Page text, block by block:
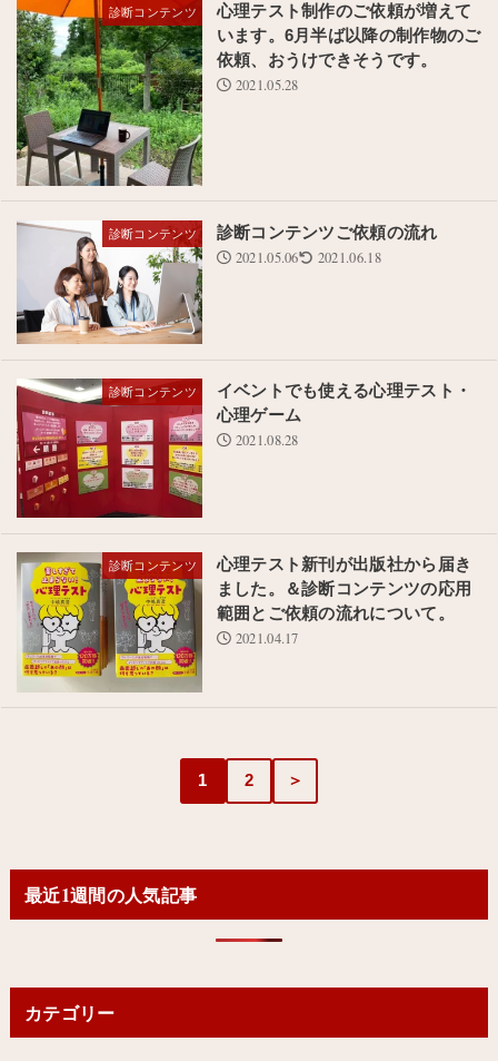
診断コンテンツ
心理テスト制作のご依頼が増えて
います。6月半ば以降の制作物のご
依頼、おうけできそうです。
2021.05.28
診断コンテンツ 診断コンテンツご依頼の流れ
2021.05.06 2021.06.18
診断コンテンツ
イベントでも使える心理テスト・
心理ゲーム
2021.08.28
診断コンテンツ
心理テスト新刊が出版社から届き
ました。＆診断コンテンツの応用
範囲とご依頼の流れについて。
2021.04.17
1 2 ＞
最近1週間の人気記事
カテゴリー